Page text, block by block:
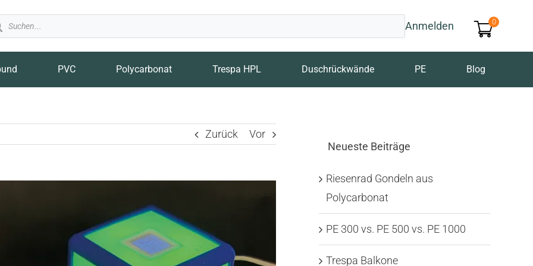
Anmelden 0
PVC Polycarbonat Trespa HPL Duschrückwände PE Blog
Zurück Vor
Neueste Beiträge
Riesenrad Gondeln aus
Polycarbonat
PE 300 vs. PE 500 vs. PE 1000
Trespa Balkone